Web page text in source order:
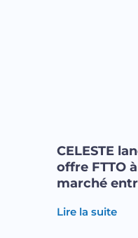
CELESTE
offre FTTO
marché
Lire la suite